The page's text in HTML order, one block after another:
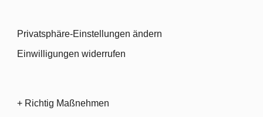
Privatsphäre-Einstellungen ändern
Einwilligungen widerrufen
+ Richtig Maßnehmen